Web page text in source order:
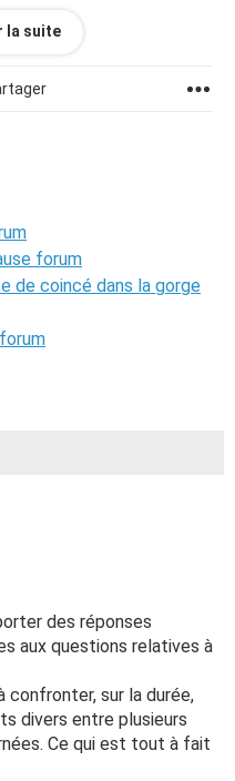
la suite
forum
de coincé dans la gorge
des réponses
aux questions relatives à
confronter, sur la durée,
divers entre plusieurs
Ce qui est tout à fait